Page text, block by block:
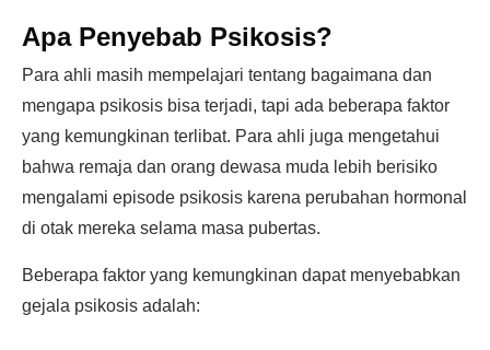
Apa Penyebab Psikosis?
Para ahli masih mempelajari tentang bagaimana dan
mengapa psikosis bisa terjadi, tapi ada beberapa faktor
yang kemungkinan terlibat. Para ahli juga mengetahui
bahwa remaja dan orang dewasa muda lebih berisiko
mengalami episode psikosis karena perubahan hormonal
di otak mereka selama masa pubertas.
Beberapa faktor yang kemungkinan dapat menyebabkan
gejala psikosis adalah: